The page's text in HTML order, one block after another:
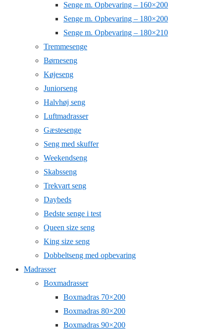
Senge m. Opbevaring – 160×200
Senge m. Opbevaring – 180×200
Senge m. Opbevaring – 180×210
Tremmesenge
Børneseng
Køjeseng
Juniorseng
Halvhøj seng
Luftmadrasser
Gæstesenge
Seng med skuffer
Weekendseng
Skabsseng
Trekvart seng
Daybeds
Bedste senge i test
Queen size seng
King size seng
Dobbeltseng med opbevaring
Madrasser
Boxmadrasser
Boxmadras 70×200
Boxmadras 80×200
Boxmadras 90×200